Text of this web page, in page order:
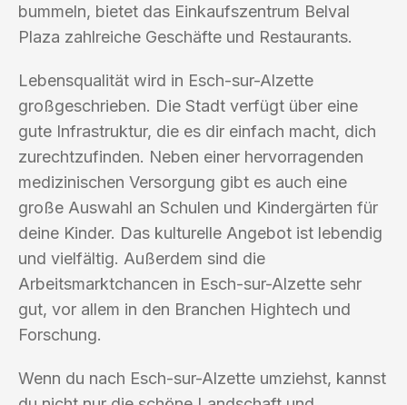
bummeln, bietet das Einkaufszentrum Belval
Plaza zahlreiche Geschäfte und Restaurants.
Lebensqualität wird in Esch-sur-Alzette
großgeschrieben. Die Stadt verfügt über eine
gute Infrastruktur, die es dir einfach macht, dich
zurechtzufinden. Neben einer hervorragenden
medizinischen Versorgung gibt es auch eine
große Auswahl an Schulen und Kindergärten für
deine Kinder. Das kulturelle Angebot ist lebendig
und vielfältig. Außerdem sind die
Arbeitsmarktchancen in Esch-sur-Alzette sehr
gut, vor allem in den Branchen Hightech und
Forschung.
Wenn du nach Esch-sur-Alzette umziehst, kannst